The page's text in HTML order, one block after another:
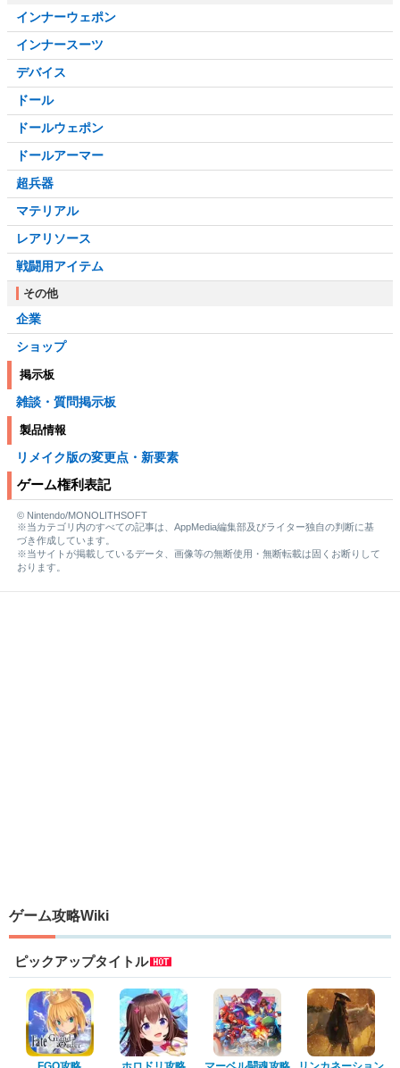
インナーウェポン
インナースーツ
デバイス
ドール
ドールウェポン
ドールアーマー
超兵器
マテリアル
レアリソース
戦闘用アイテム
その他
企業
ショップ
掲示板
雑談・質問掲示板
製品情報
リメイク版の変更点・新要素
ゲーム権利表記
© Nintendo/MONOLITHSOFT
※当カテゴリ内のすべての記事は、AppMedia編集部及びライター独自の判断に基
づき作成しています。
※当サイトが掲載しているデータ、画像等の無断使用・無断転載は固くお断りして
おります。
ゲーム攻略Wiki
ピックアップタイトル